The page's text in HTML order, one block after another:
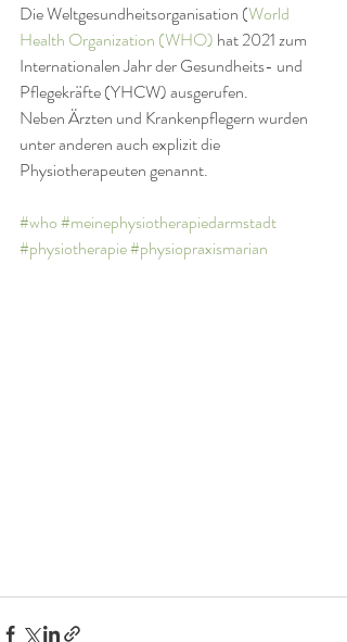
Die Weltgesundheitsorganisation (World
Health Organization (WHO) hat 2021 zum
Internationalen Jahr der Gesundheits- und
Pflegekräfte (YHCW) ausgerufen.
Neben Ärzten und Krankenpflegern wurden
unter anderen auch explizit die
Physiotherapeuten genannt.
#who#meinephysiotherapiedarmstadt
#physiotherapie#physiopraxismarian